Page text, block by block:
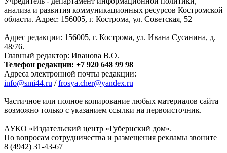
анализа и развития коммуникационных ресурсов Костромской
области. Адрес: 156005, г. Кострома, ул. Советская, 52
Адрес редакции: 156005, г. Кострома, ул. Ивана Сусанина, д.
48/76.
Главный редактор: Иванова В.О.
Телефон редакции: +7 920 648 99 98
Адреса электронной почты редакции:
info@smi44.ru /frosya.cher@yandex.ru
Частичное или полное копирование любых материалов сайта
возможно только с указанием ссылки на первоисточник.
АУКО «Издательский центр «Губернский дом».
По вопросам сотрудничества и размещения рекламы звоните
8 (4942) 31-43-67